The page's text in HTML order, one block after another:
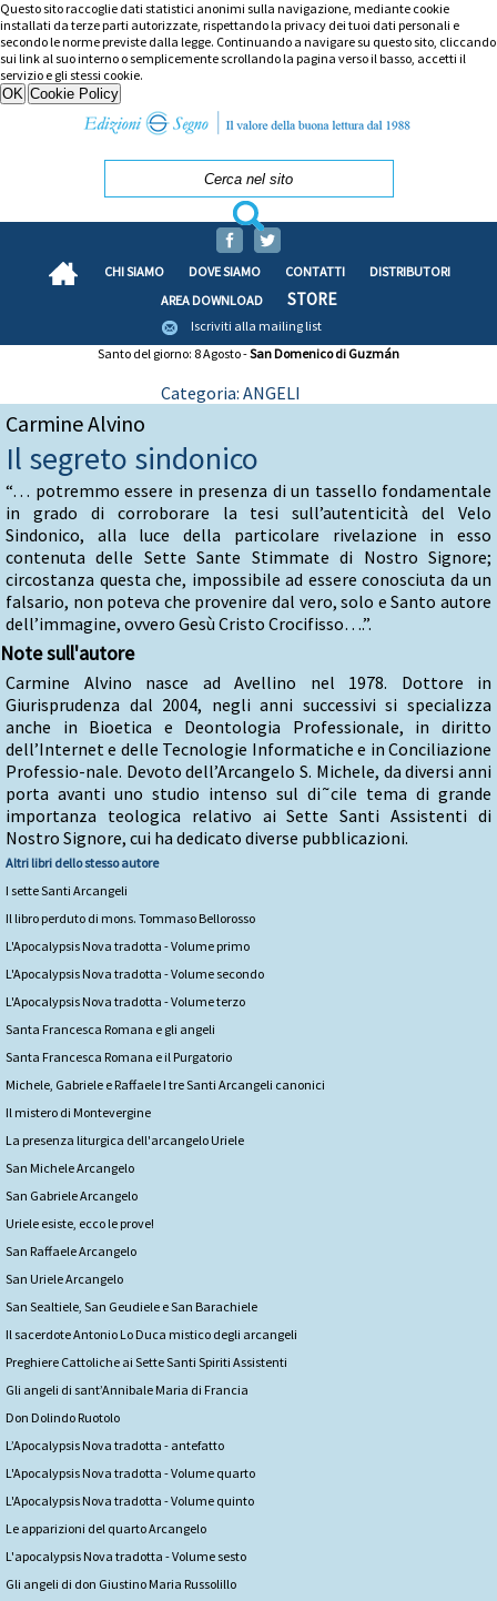
Questo sito raccoglie dati statistici anonimi sulla navigazione, mediante cookie
installati da terze parti autorizzate, rispettando la privacy dei tuoi dati personali e
secondo le norme previste dalla legge. Continuando a navigare su questo sito, cliccando
sui link al suo interno o semplicemente scrollando la pagina verso il basso, accetti il
servizio e gli stessi cookie.
CHI SIAMO DOVE SIAMO CONTATTI
DISTRIBUTORI
AREA DOWNLOAD
STORE
Iscriviti alla mailing list
Santo del giorno: 8 Agosto -San Domenico di Guzmán
Categoria: ANGELI
Carmine Alvino
Il segreto sindonico
“… potremmo essere in presenza di un tassello fondamentale
in grado di corroborare la tesi sull’autenticità del Velo
Sindonico, alla luce della particolare rivelazione in esso
contenuta delle Sette Sante Stimmate di Nostro Signore;
circostanza questa che, impossibile ad essere conosciuta da un
falsario, non poteva che provenire dal vero, solo e Santo autore
dell’immagine, ovvero Gesù Cristo Crocifisso….”.
Note sull'autore
Carmine Alvino nasce ad Avellino nel 1978. Dottore in
Giurisprudenza dal 2004, negli anni successivi si specializza
anche in Bioetica e Deontologia Professionale, in diritto
dell’Internet e delle Tecnologie Informatiche e in Conciliazione
Professio-nale. Devoto dell’Arcangelo S. Michele, da diversi anni
porta avanti uno studio intenso sul di˜cile tema di grande
importanza teologica relativo ai Sette Santi Assistenti di
Nostro Signore, cui ha dedicato diverse pubblicazioni.
Altri libri dello stesso autore
I sette Santi Arcangeli
Il libro perduto di mons. Tommaso Bellorosso
L'Apocalypsis Nova tradotta - Volume primo
L'Apocalypsis Nova tradotta - Volume secondo
L'Apocalypsis Nova tradotta - Volume terzo
Santa Francesca Romana e gli angeli
Santa Francesca Romana e il Purgatorio
Michele, Gabriele e Raffaele I tre Santi Arcangeli canonici
Il mistero di Montevergine
La presenza liturgica dell'arcangelo Uriele
San Michele Arcangelo
San Gabriele Arcangelo
Uriele esiste, ecco le prove!
San Raffaele Arcangelo
San Uriele Arcangelo
San Sealtiele, San Geudiele e San Barachiele
Il sacerdote Antonio Lo Duca mistico degli arcangeli
Preghiere Cattoliche ai Sette Santi Spiriti Assistenti
Gli angeli di sant’Annibale Maria di Francia
Don Dolindo Ruotolo
L’Apocalypsis Nova tradotta - antefatto
L'Apocalypsis Nova tradotta - Volume quarto
L'Apocalypsis Nova tradotta - Volume quinto
Le apparizioni del quarto Arcangelo
L'apocalypsis Nova tradotta - Volume sesto
Gli angeli di don Giustino Maria Russolillo